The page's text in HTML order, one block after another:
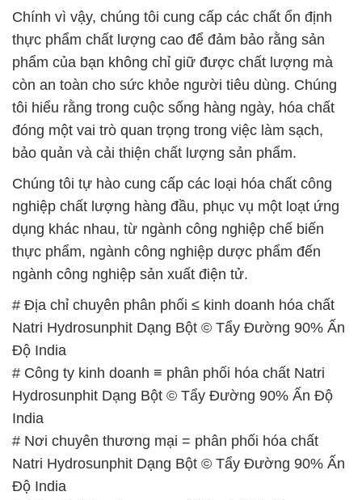
Chính vì vậy, chúng tôi cung cấp các chất ổn định
thực phẩm chất lượng cao để đảm bảo rằng sản
phẩm của bạn không chỉ giữ được chất lượng mà
còn an toàn cho sức khỏe người tiêu dùng. Chúng
tôi hiểu rằng trong cuộc sống hàng ngày, hóa chất
đóng một vai trò quan trọng trong việc làm sạch,
bảo quản và cải thiện chất lượng sản phẩm.
Chúng tôi tự hào cung cấp các loại hóa chất công
nghiệp chất lượng hàng đầu, phục vụ một loạt ứng
dụng khác nhau, từ ngành công nghiệp chế biến
thực phẩm, ngành công nghiệp dược phẩm đến
ngành công nghiệp sản xuất điện tử.
# Địa chỉ chuyên phân phối ≤ kinh doanh hóa chất
Natri Hydrosunphit Dạng Bột © Tẩy Đường 90% Ấn
Độ India
# Công ty kinh doanh ≡ phân phối hóa chất Natri
Hydrosunphit Dạng Bột © Tẩy Đường 90% Ấn Độ
India
# Nơi chuyên thương mại = phân phối hóa chất
Natri Hydrosunphit Dạng Bột © Tẩy Đường 90% Ấn
Độ India